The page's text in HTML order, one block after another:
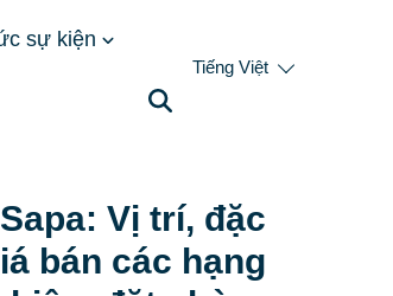
sự kiện
Tiếng Việt
Vị trí, đặc
bán các hạng